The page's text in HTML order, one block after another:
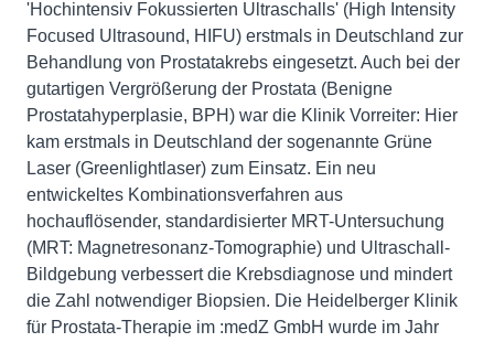
'Hochintensiv Fokussierten Ultraschalls' (High Intensity
Focused Ultrasound, HIFU) erstmals in Deutschland zur
Behandlung von Prostatakrebs eingesetzt. Auch bei der
gutartigen Vergrößerung der Prostata (Benigne
Prostatahyperplasie, BPH) war die Klinik Vorreiter: Hier
kam erstmals in Deutschland der sogenannte Grüne
Laser (Greenlightlaser) zum Einsatz. Ein neu
entwickeltes Kombinationsverfahren aus
hochauflösender, standardisierter MRT-Untersuchung
(MRT: Magnetresonanz-Tomographie) und Ultraschall-
Bildgebung verbessert die Krebsdiagnose und mindert
die Zahl notwendiger Biopsien. Die Heidelberger Klinik
für Prostata-Therapie im :medZ GmbH wurde im Jahr